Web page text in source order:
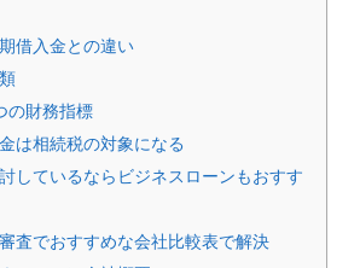
借入金との違い
の財務指標
は相続税の対象になる
しているならビジネスローンもおすす
査でおすすめな会社比較表で解決